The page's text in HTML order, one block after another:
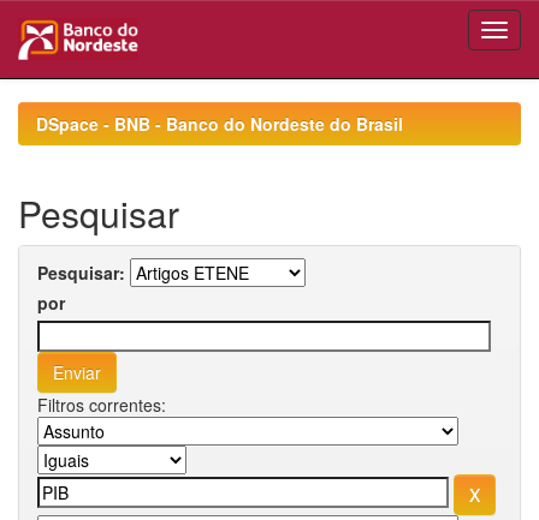
navigationDSpace - BNB - Banco do Nordeste do Brasil
Pesquisar
Pesquisar:
por
Filtros correntes: